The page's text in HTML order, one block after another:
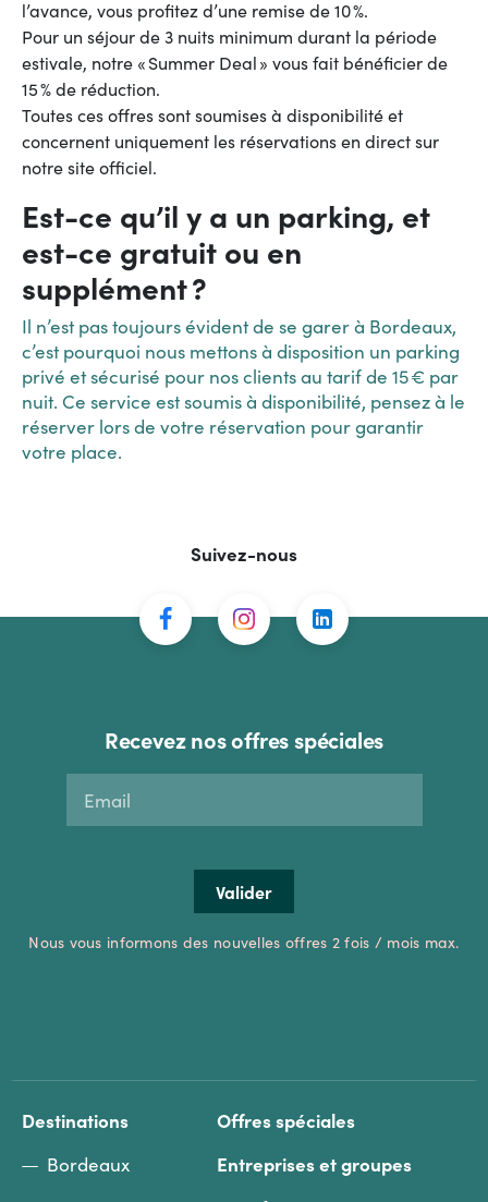
l’avance, vous profitez d’une remise de 10 %.
Pour un séjour de 3 nuits minimum durant la période
estivale, notre « Summer Deal » vous fait bénéficier de
15 % de réduction.
Toutes ces offres sont soumises à disponibilité et
concernent uniquement les réservations en direct sur
notre site officiel.
Est-ce qu’il y a un parking, et
est-ce gratuit ou en
supplément ?
Il n’est pas toujours évident de se garer à Bordeaux,
c’est pourquoi nous mettons à disposition un parking
privé et sécurisé pour nos clients au tarif de 15 € par
nuit. Ce service est soumis à disponibilité, pensez à le
réserver lors de votre réservation pour garantir
votre place.
Suivez-nous
Destinations
Bordeaux
Offres spéciales
Entreprises et groupes
Recevez nos offres spéciales
Nous vous informons des nouvelles offres 2 fois / mois max.